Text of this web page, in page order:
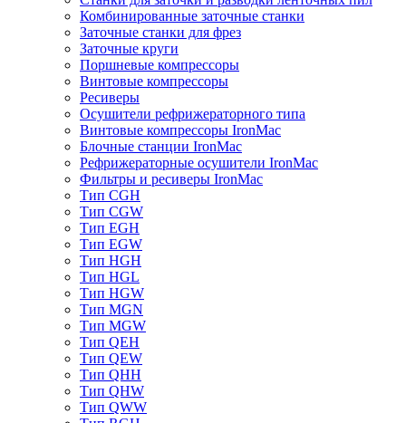
Комбинированные заточные станки
Заточные станки для фрез
Заточные круги
Поршневые компрессоры
Винтовые компрессоры
Ресиверы
Осушители рефрижераторного типа
Винтовые компрессоры IronMac
Блочные станции IronMac
Рефрижераторные осушители IronMac
Фильтры и ресиверы IronMac
Тип CGH
Тип CGW
Тип EGH
Тип EGW
Тип HGH
Тип HGL
Тип HGW
Тип MGN
Тип MGW
Тип QEH
Тип QEW
Тип QHH
Тип QHW
Тип QWW